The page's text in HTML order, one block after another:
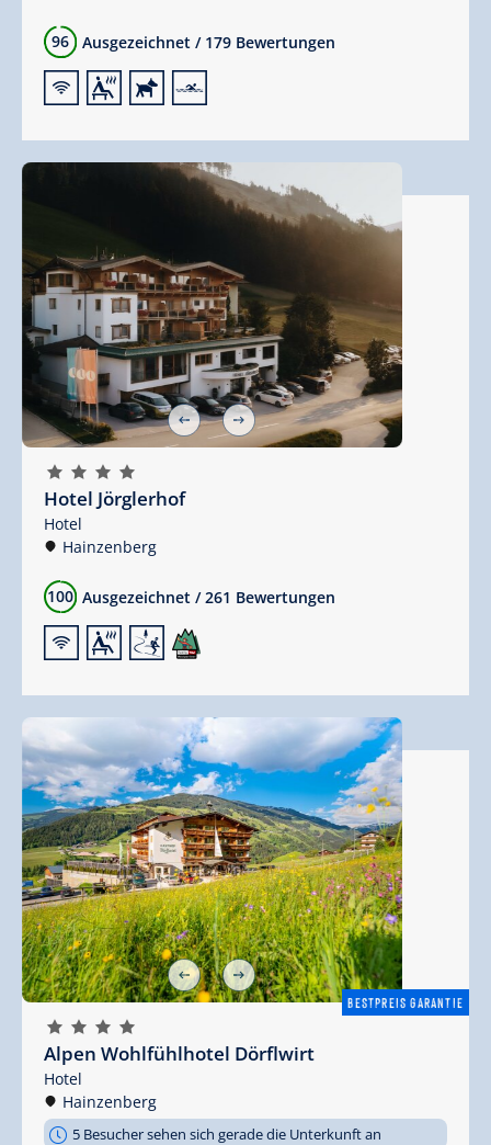
96 Ausgezeichnet / 179 Bewertungen
🜉🗔🔮🅐
🞙 🞙 🞙 🞙
Hotel Jörglerhof
Hotel
Hainzenberg
100 Ausgezeichnet / 261 Bewertungen
🜉🗔🞷
BESTPREIS GARANTIE
🞙 🞙 🞙 🞙
Alpen Wohlfühlhotel Dörflwirt
Hotel
Hainzenberg
5 Besucher sehen sich gerade die Unterkunft an